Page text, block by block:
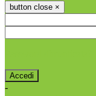
button close ×
-